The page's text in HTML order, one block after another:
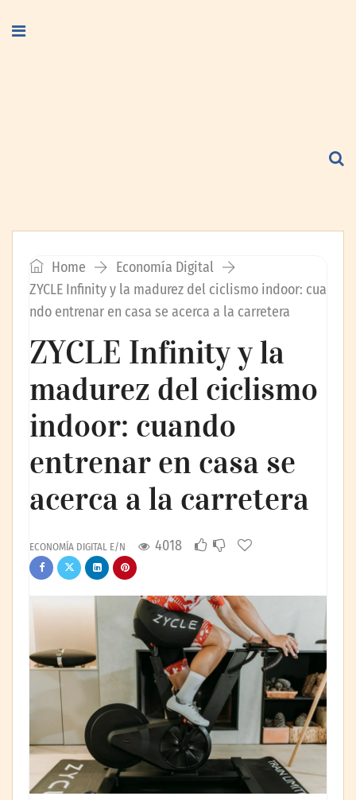
Home
Economía Digital
ZYCLE Infinity y la madurez del ciclismo indoor: cua
ndo entrenar en casa se acerca a la carretera
ZYCLE Infinity y la
madurez del ciclismo
indoor: cuando
entrenar en casa se
acerca a la carretera
ECONOMÍA DIGITAL E/N 4018